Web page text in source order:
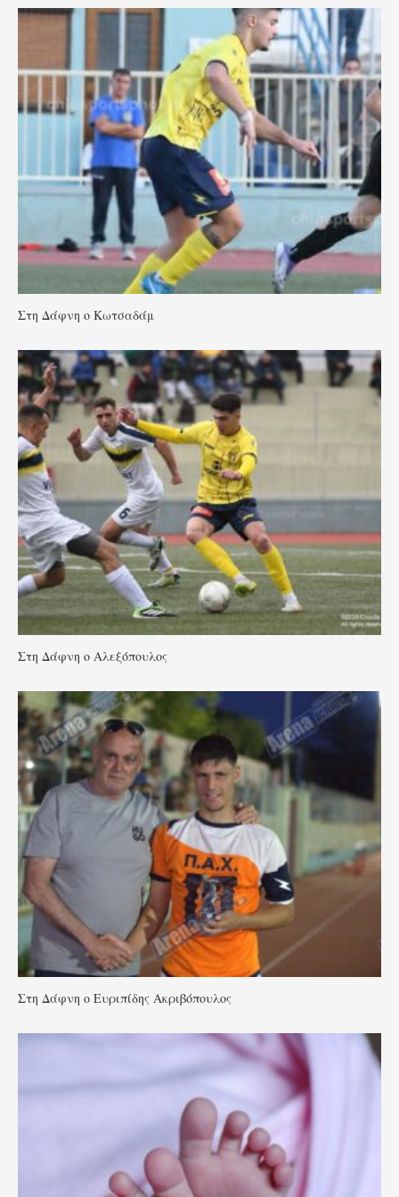
Στη Δάφνη ο Κωτσαδάμ
Στη Δάφνη ο Αλεξόπουλος
Στη Δάφνη ο Ευριπίδης Ακριβόπουλος